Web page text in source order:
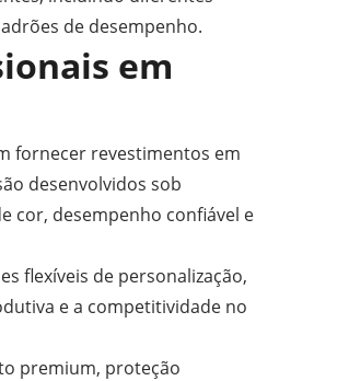
de desempenho.
em
fornecer revestimentos em
desenvolvidos sob
cor, desempenho confiável e
flexíveis de personalização,
e a competitividade no
premium, proteção